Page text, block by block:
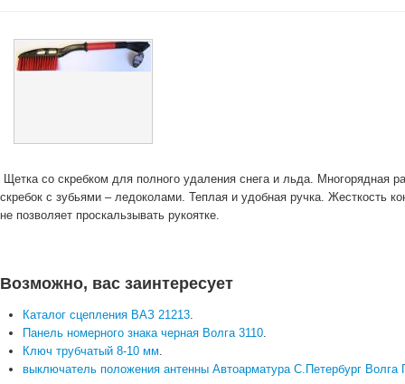
Щетка со скребком для полного удаления снега и льда.
скребок с зубьями – ледоколами. Теплая и удобная ручка. Жесткость
не позволяет проскальзывать рукоятке.
Возможно, вас заинтересует
Каталог сцепления ВАЗ 21213.
Панель номерного знака черная Волга 3110.
Ключ трубчатый 8-10 мм.
выключатель положения антенны Автоарматура С.Петербург Волга